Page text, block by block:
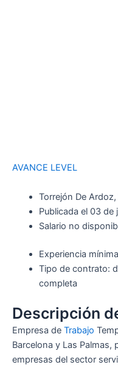
AVANCE LEVEL
Torrejón De Ardoz,
Publicada el 03 de
Salario no
Experiencia
Tipo de contrato:
completa
Descripción
Empresa de Trabajo
Barcelona y Las Palmas,
empresas del sector